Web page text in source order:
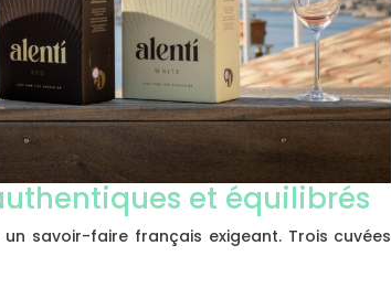
et équilibrés
un savoir-faire français exigeant. Trois cuvées